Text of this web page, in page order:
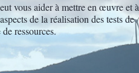
vous aider à mettre en œuvre et à
de la réalisation des tests de
ressources.